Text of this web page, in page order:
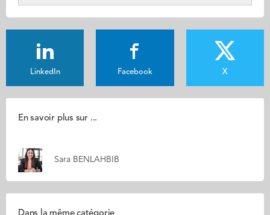
LinkedIn Facebook X
En savoir plus sur ...
Sara BENLAHBIB